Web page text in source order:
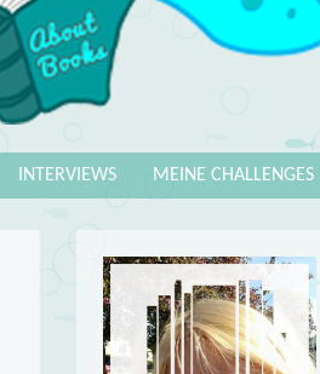
MEINE CHALLENGES
INTERVIEWS